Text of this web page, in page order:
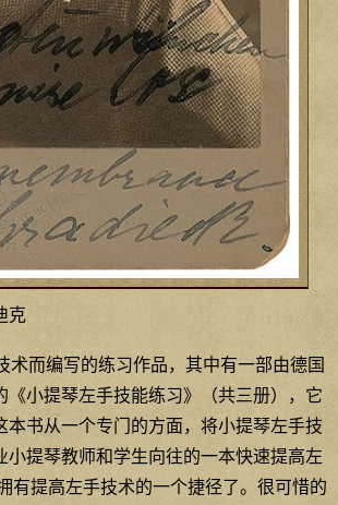
克
而编写的练习作品，其中有一部由德国
小提琴左手技能练习》（共三册），它
书从一个专门的方面，将小提琴左手技
提琴教师和学生向往的一本快速提高左
有提高左手技术的一个捷径了。很可惜的